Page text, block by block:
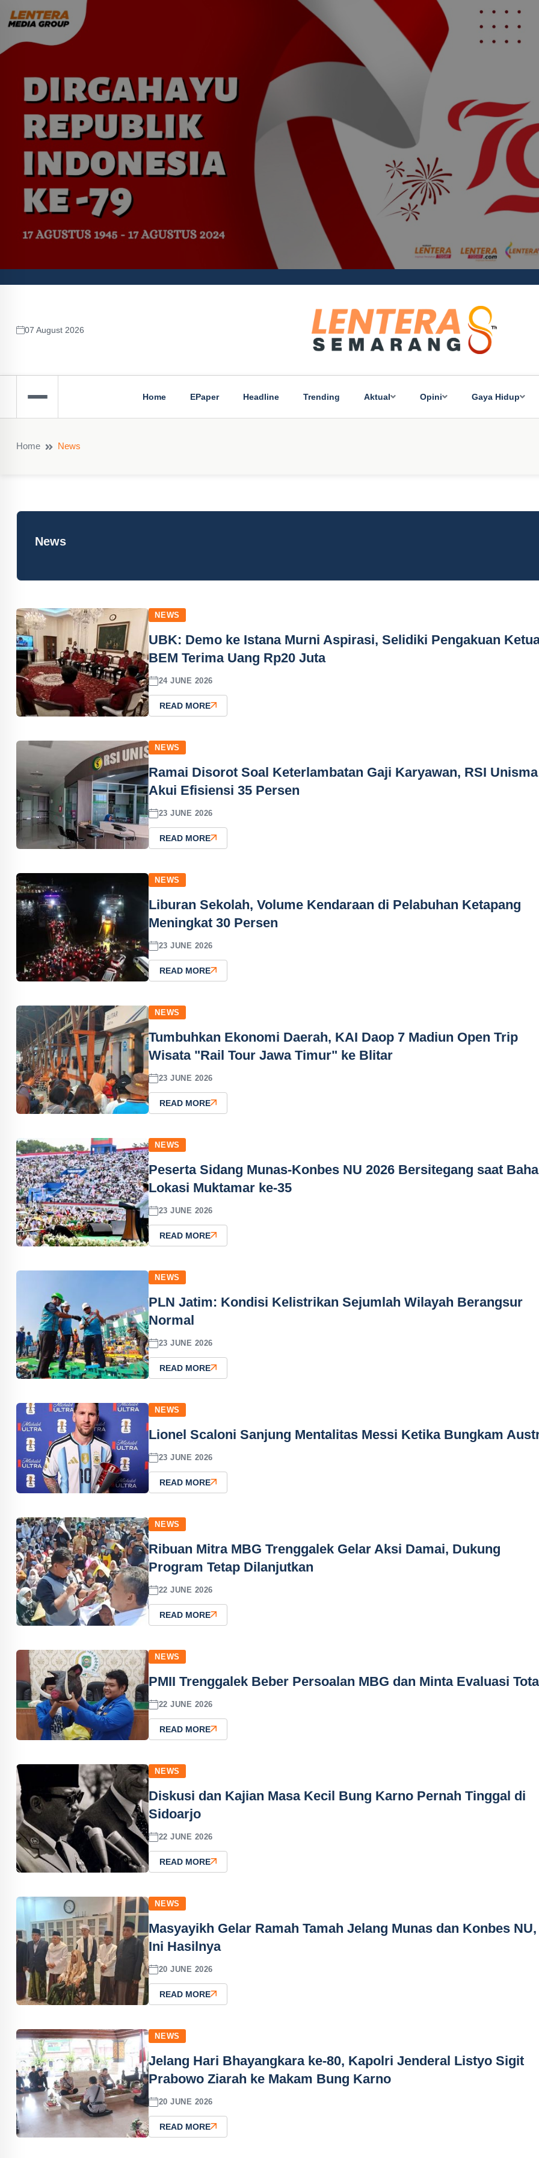
07 August 2026
Home EPaper Headline Trending Aktual Opini Gaya Hidup
Home News
News
NEWS
UBK: Demo ke Istana Murni Aspirasi, Selidiki Pengakuan
BEM Terima Uang Rp20 Juta
24 JUNE 2026
READ MORE
NEWS
Ramai Disorot Soal Keterlambatan Gaji Karyawan, RSI Unisma
Akui Efisiensi 35 Persen
23 JUNE 2026
READ MORE
NEWS
Liburan Sekolah, Volume Kendaraan di Pelabuhan Ketapang
Meningkat 30 Persen
23 JUNE 2026
READ MORE
NEWS
Tumbuhkan Ekonomi Daerah, KAI Daop 7 Madiun Open Trip
Wisata "Rail Tour Jawa Timur" ke Blitar
23 JUNE 2026
READ MORE
NEWS
Peserta Sidang Munas-Konbes NU 2026 Bersitegang saat
Lokasi Muktamar ke-35
23 JUNE 2026
READ MORE
NEWS
PLN Jatim: Kondisi Kelistrikan Sejumlah Wilayah Berangsur
Normal
23 JUNE 2026
READ MORE
NEWS
Lionel Scaloni Sanjung Mentalitas Messi Ketika Bungkam
23 JUNE 2026
READ MORE
NEWS
Ribuan Mitra MBG Trenggalek Gelar Aksi Damai, Dukung
Program Tetap Dilanjutkan
22 JUNE 2026
READ MORE
NEWS
PMII Trenggalek Beber Persoalan MBG dan Minta Evaluasi
22 JUNE 2026
READ MORE
NEWS
Diskusi dan Kajian Masa Kecil Bung Karno Pernah Tinggal di
Sidoarjo
22 JUNE 2026
READ MORE
NEWS
Masyayikh Gelar Ramah Tamah Jelang Munas dan Konbes NU,
Ini Hasilnya
20 JUNE 2026
READ MORE
NEWS
Jelang Hari Bhayangkara ke-80, Kapolri Jenderal Listyo Sigit
Prabowo Ziarah ke Makam Bung Karno
20 JUNE 2026
READ MORE